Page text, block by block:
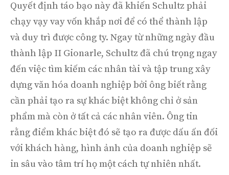
Quyết định táo bạo này đã khiến Schultz phải
chạy vạy vay vốn khắp nơi để có thể thành lập
và duy trì được công ty. Ngay từ những ngày đầu
thành lập II Gionarle, Schultz đã chú trọng ngay
đến việc tìm kiếm các nhân tài và tập trung xây
dựng văn hóa doanh nghiệp bởi ông biết rằng
cần phải tạo ra sự khác biệt không chỉ ở sản
phẩm mà còn ở tất cả các nhân viên. Ông tin
rằng điểm khác biệt đó sẽ tạo ra được dấu ấn đối
với khách hàng, hình ảnh của doanh nghiệp sẽ
in sâu vào tâm trí họ một cách tự nhiên nhất.